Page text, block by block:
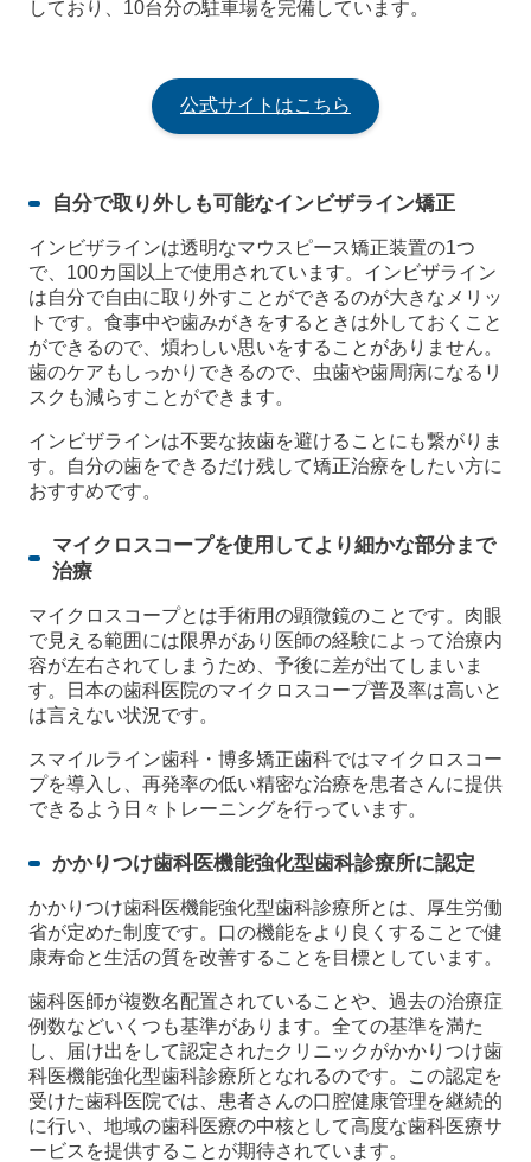
しており、10台分の駐車場を完備しています。
公式サイトはこちら
自分で取り外しも可能なインビザライン矯正
インビザラインは透明なマウスピース矯正装置の1つ
で、100カ国以上で使用されています。インビザライン
は自分で自由に取り外すことができるのが大きなメリッ
トです。食事中や歯みがきをするときは外しておくこと
ができるので、煩わしい思いをすることがありません。
歯のケアもしっかりできるので、虫歯や歯周病になるリ
スクも減らすことができます。
インビザラインは不要な抜歯を避けることにも繋がりま
す。自分の歯をできるだけ残して矯正治療をしたい方に
おすすめです。
マイクロスコープを使用してより細かな部分まで
治療
マイクロスコープとは手術用の顕微鏡のことです。肉眼
で見える範囲には限界があり医師の経験によって治療内
容が左右されてしまうため、予後に差が出てしまいま
す。日本の歯科医院のマイクロスコープ普及率は高いと
は言えない状況です。
スマイルライン歯科・博多矯正歯科ではマイクロスコー
プを導入し、再発率の低い精密な治療を患者さんに提供
できるよう日々トレーニングを行っています。
かかりつけ歯科医機能強化型歯科診療所に認定
かかりつけ歯科医機能強化型歯科診療所とは、厚生労働
省が定めた制度です。口の機能をより良くすることで健
康寿命と生活の質を改善することを目標としています。
歯科医師が複数名配置されていることや、過去の治療症
例数などいくつも基準があります。全ての基準を満た
し、届け出をして認定されたクリニックがかかりつけ歯
科医機能強化型歯科診療所となれるのです。この認定を
受けた歯科医院では、患者さんの口腔健康管理を継続的
に行い、地域の歯科医療の中核として高度な歯科医療サ
ービスを提供することが期待されています。